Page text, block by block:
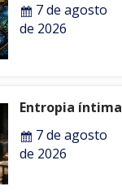
7 de agosto
de 2026
Entropia íntima
7 de agosto
de 2026